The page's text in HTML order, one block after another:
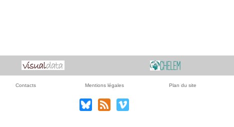
Contacts Mentions légales Plan du site